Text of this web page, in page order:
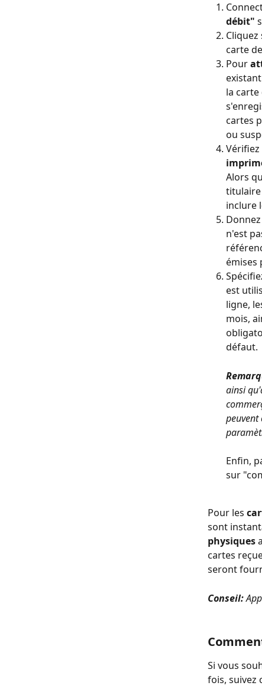
débit"
carte
Pour
la
cartes
ou
Alors
titulaire
inclure
n'est
émises
est
ligne,
mois,
défaut.
ainsi
peuvent
Enfin,
sur
Pour les
sont
physiques
cartes
seront
Conseil:
Si vous
fois, suivez